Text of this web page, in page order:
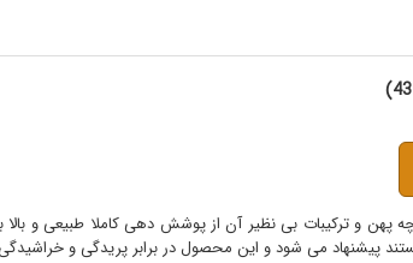
پهن و ترکیبات بی نظیر آن از پوشش دهی کاملا طبیعی و
پیشنهاد می شود و این محصول در برابر پریدگی و